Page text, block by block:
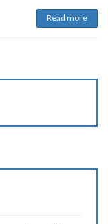
Read more